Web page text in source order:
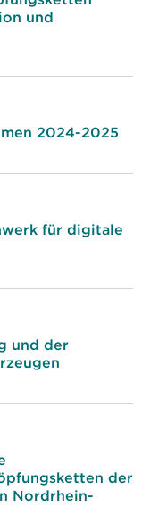
und
2024-2025
für digitale
und der
der
Nordrhein-